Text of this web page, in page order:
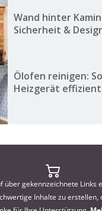
Wand hinter
Sicherheit &
Ölofen reinigen:
Heizgerät
über gekennzeichnete Links
Inhalte zu erstellen,